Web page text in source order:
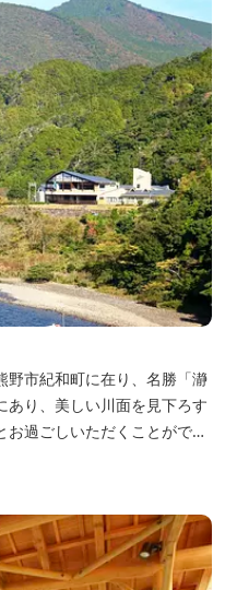
野市紀和町に在り、名勝「瀞
あり、美しい川面を見下ろす
過ごしいただくことができ
熊野三山）、玉置神社が近